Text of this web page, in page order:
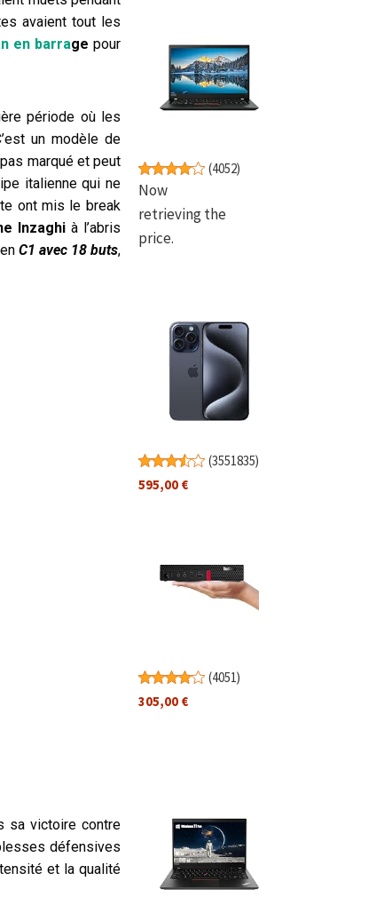
avaient tout les
en barrage pour
période où les
un modèle de
marqué et peut
italienne qui ne
ont mis le break
Inzaghià l’abris
C1 avec 18 buts,
(4052)
Now
retrieving the
price.
(3551835)
595,00 €
(4051)
305,00 €
sa victoire contre
défensives
et la qualité